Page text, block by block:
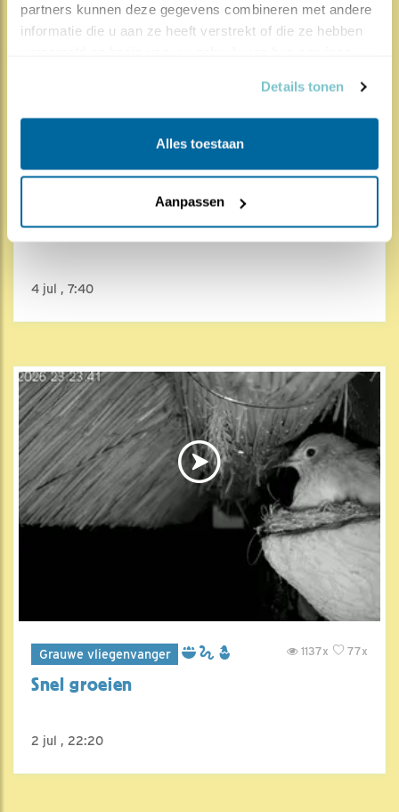
partners kunnen deze gegevens combineren met andere
informatie die u aan ze heeft verstrekt of die ze hebben
Details tonen
Alles toestaan
Aanpassen
Zeearendnest Alde Feanen 2026
4 jul , 7:40
Grauwe vliegenvanger 77x
1137x
Snel groeien
2 jul , 22:20